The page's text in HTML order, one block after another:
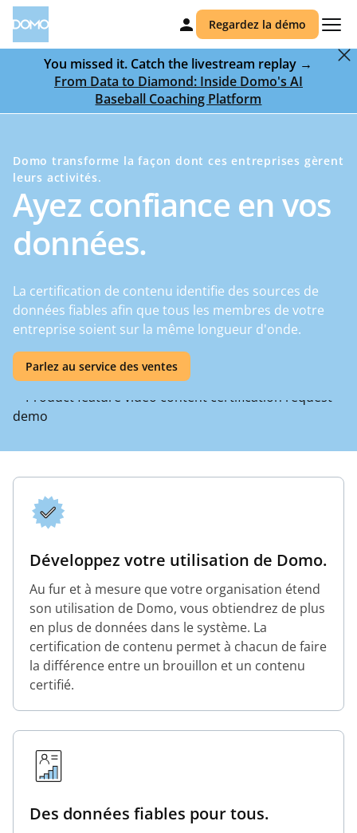
Regardez la démo
You missed it. Catch the livestream replay →
From Data to Diamond: Inside Domo's AI
Baseball Coaching Platform
Domo transforme la façon dont ces entreprises gèrent
leurs activités.
Ayez confiance en vos
données.
La certification de contenu identifie des sources de
données fiables afin que tous les membres de votre
entreprise soient sur la même longueur d'onde.
Parlez au service des ventes
Développez votre utilisation de Domo.
Au fur et à mesure que votre organisation étend
son utilisation de Domo, vous obtiendrez de plus
en plus de données dans le système. La
certification de contenu permet à chacun de faire
la différence entre un brouillon et un contenu
certifié.
Des données fiables pour tous.